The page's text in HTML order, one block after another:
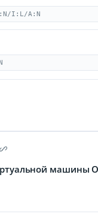
I:L/A:N
машины